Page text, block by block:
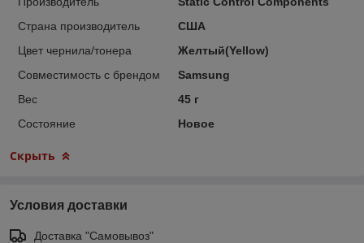
Страна производитель
США
Цвет чернила/тонера
Желтый(Yellow)
Совместимость с брендом
Samsung
Вес
45 г
Состояние
Новое
Скрыть
Условия доставки
Доставка "Самовывоз"